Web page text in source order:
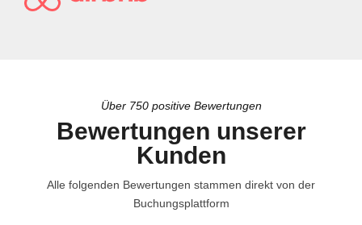
Über 750 positive Bewertungen
Bewertungen unserer
Kunden
Alle folgenden Bewertungen stammen direkt von der
Buchungsplattform